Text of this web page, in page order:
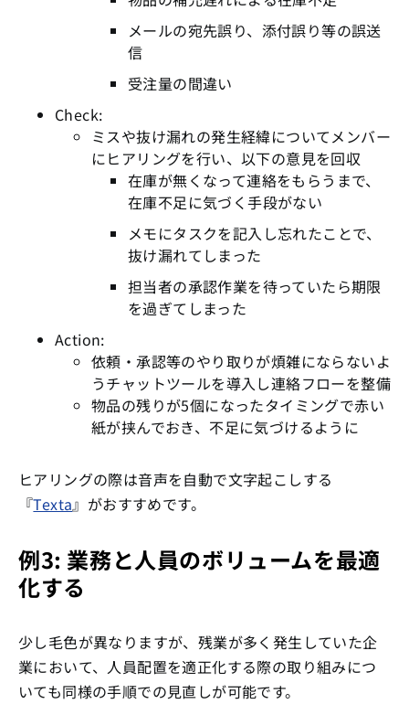
メールの宛先誤り、添付誤り等の誤送
信
受注量の間違い
Check:
ミスや抜け漏れの発生経緯についてメンバー
にヒアリングを行い、以下の意見を回収
在庫が無くなって連絡をもらうまで、
在庫不足に気づく手段がない
メモにタスクを記入し忘れたことで、
抜け漏れてしまった
担当者の承認作業を待っていたら期限
を過ぎてしまった
Action:
依頼・承認等のやり取りが煩雑にならないよ
うチャットツールを導入し連絡フローを整備
物品の残りが5個になったタイミングで赤い
紙が挟んでおき、不足に気づけるように
ヒアリングの際は音声を自動で文字起こしする
『Texta』がおすすめです。
例3: 業務と人員のボリュームを最適
化する
少し毛色が異なりますが、残業が多く発生していた企
業において、人員配置を適正化する際の取り組みにつ
いても同様の手順での見直しが可能です。